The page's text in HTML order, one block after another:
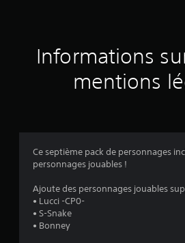
Informations
mentions
Ce septième pack de personnages
personnages jouables !
Ajoute des personnages jouables
• Lucci -CP0-
• S-Snake
• Bonney